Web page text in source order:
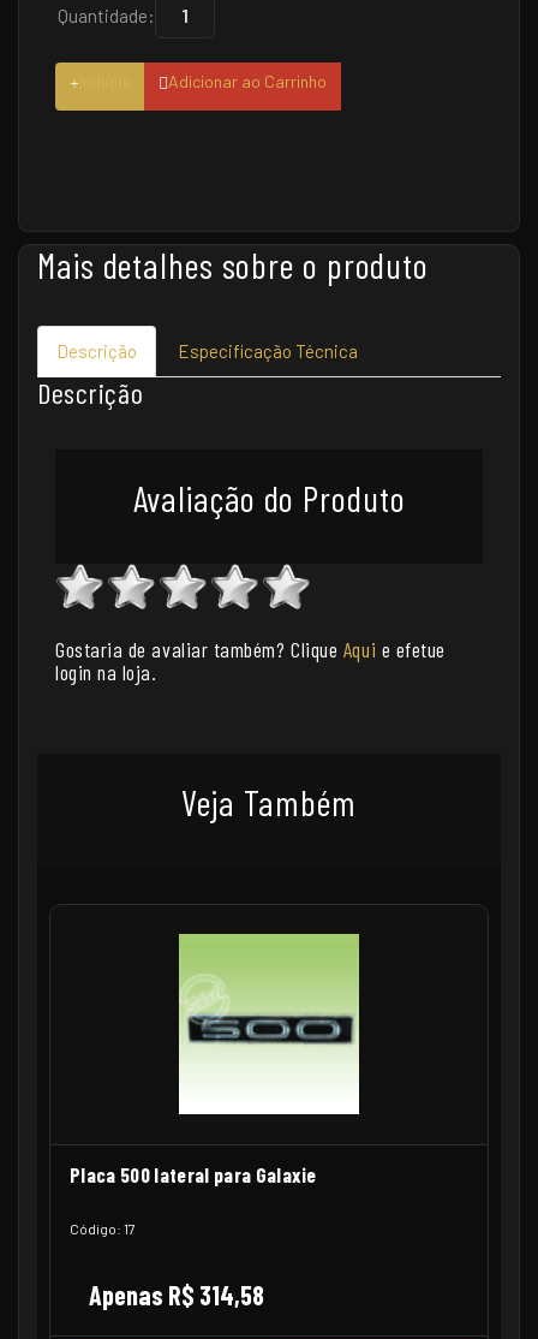
Quantidade:
Adicionar ao Carrinho
Mais detalhes sobre o produto
Descrição Especificação Técnica
Descrição
Avaliação do Produto
Gostaria de avaliar também? Clique Aqui e efetue
login na loja.
Veja Também
Placa 500 lateral para Galaxie
Código: 17
Apenas R$ 314,58